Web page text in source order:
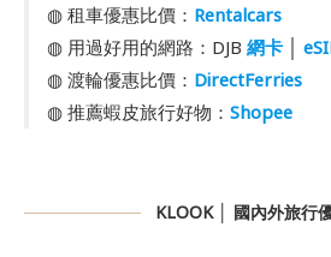
◍ 租車優惠比價： Rentalcars
◍ 用過好用的網路：DJB 網卡│
◍ 渡輪優惠比價： DirectFerries
◍ 推薦蝦皮旅行好物： Shopee
KLOOK │ 國內外旅行